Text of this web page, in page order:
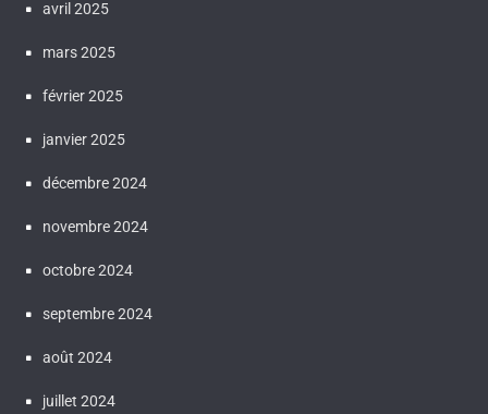
avril 2025
mars 2025
février 2025
janvier 2025
décembre 2024
novembre 2024
octobre 2024
septembre 2024
août 2024
juillet 2024